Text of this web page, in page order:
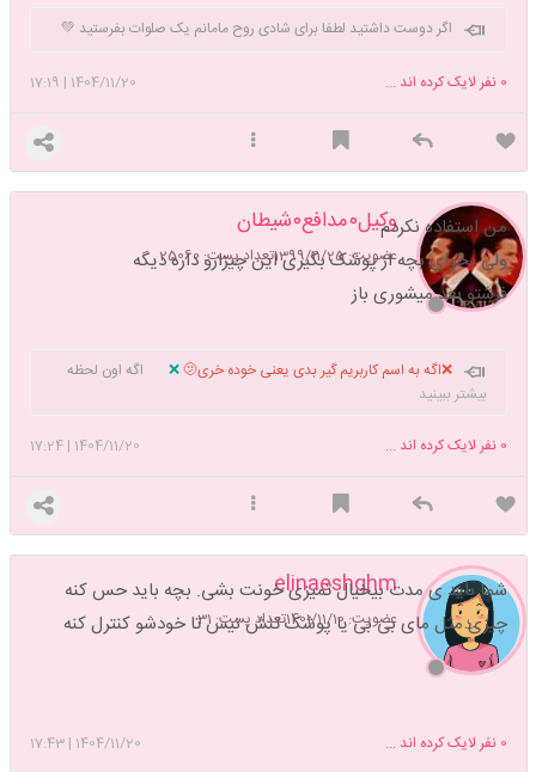
اگر دوست داشتید لطفا برای شادی روح مامانم یک صلوات بفرستید 💚
1404/11/20
|
17:19 0 نفر لایک کرده اند ...
وکیل۰مدافع۰شیطان
عضویت: 1399/11/25 تعداد پست: 25060
من استفاده نکردم
ولی بخوای بچه از پوشک بگیری این چیزارو داره دیگه
فرشتو بعد میشوری باز
❌اگه به اسم کاربریم گیر بدی یعنی خوده خری🫤 ❌ اگه اون لحظه
خوشحال بودی……پس پشیمونی نداره/.
یک تاپیک دارم تیکه پاره ت میکنم تو یک تاپیک قربون صدقه ت میرم…دادا
خداوکیلی به اسم کاربریا دقت نمیکنم فکر نکنی دوقطبی ام؛خودتو …نکن برام
❤️😁.
بیشتر ببینید
1404/11/20
|
17:24 0 نفر لایک کرده اند ...
elinaeshghm
عضویت: 1401/11/10 تعداد پست: 31
شما باید ی مدت بیخیال تمیزی خونت بشی. بچه باید حس کنه
چیزی مثل مای بی بی یا پوشک تنش نیس تا خودشو کنترل کنه
1404/11/20
|
17:43 0 نفر لایک کرده اند ...